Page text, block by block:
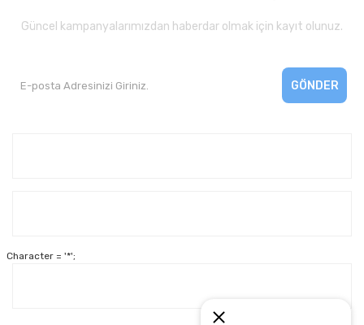
Güncel kampanyalarımızdan haberdar olmak için kayıt olunuz.
GÖNDER
Character = '*';